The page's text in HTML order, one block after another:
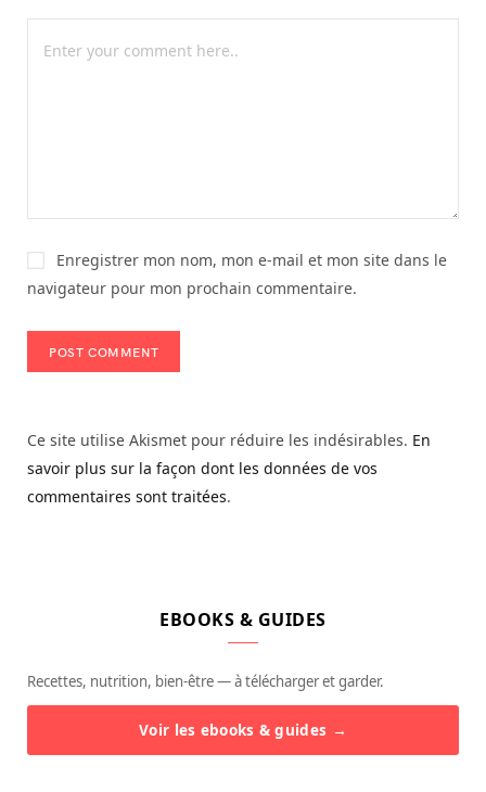
Enregistrer mon nom, mon e-mail et mon site dans le
navigateur pour mon prochain commentaire.
Ce site utilise Akismet pour réduire les indésirables. En
savoir plus sur la façon dont les données de vos
commentaires sont traitées.
EBOOKS & GUIDES
Recettes, nutrition, bien-être — à télécharger et garder.
Voir les ebooks & guides →